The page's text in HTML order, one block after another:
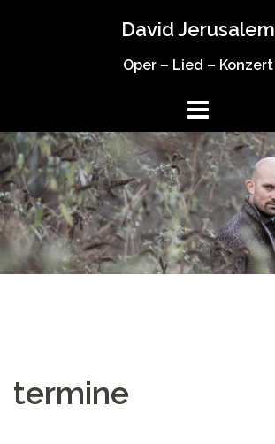
David Jerusalem
Oper – Lied – Konzert
termine